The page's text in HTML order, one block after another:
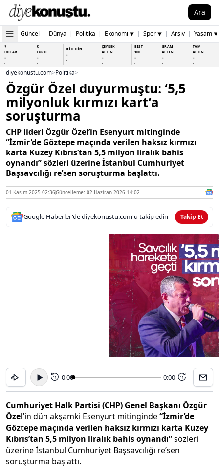
Ara
Güncel | Dünya | Politika | Ekonomi ▼ | Spor ▼ | Arşiv | Yaşam ▼
$
DOLAR
-
-
€
EURO
-
-
BİTCOİN
-
-
ÇEYREK
ALTIN
-
-
BİST
100
-
-
GRAM
ALTIN
-
-
TAM
ALTIN
-
-
diyekonustu.com>Politika>
Özgür Özel duyurmuştu: ‘5,5
milyonluk kırmızı kart’a
soruşturma
CHP lideri Özgür Özel’in Esenyurt mitinginde
“İzmir'de Göztepe maçında verilen haksız kırmızı
karta Kuzey Kıbrıs’tan 5,5 milyon liralık bahis
oynandı” sözleri üzerine İstanbul Cumhuriyet
Başsavcılığı re’sen soruşturma başlattı.
01 Kasım 2025 02:36Güncelleme: 02 Haziran 2026 14:02
Google Haberler'de diyekonustu.com'u takip edin Takip Et
15 0:00 -0:00 15
Cumhuriyet Halk Partisi (CHP) Genel Başkanı Özgür
Özel’in dün akşamki Esenyurt mitinginde“İzmir’de
Göztepe maçında verilen haksız kırmızı karta Kuzey
Kıbrıs’tan 5,5 milyon liralık bahis oynandı”sözleri
üzerine İstanbul Cumhuriyet Başsavcılığı re’sen
soruşturma başlattı.